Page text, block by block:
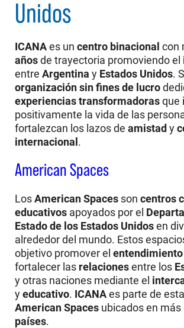
Unidos
ICANAes un centro binacional con
añosde trayectoria promoviendo el
entre Argentina y Estados Unidos.
organización sin fines de lucro
experiencias transformadorasque
positivamente la vida de las
fortalezcan los lazos de amistady
internacional.
American Spaces
LosAmerican Spaces son centros
educativos apoyados por el
Estado de los Estados Unidosen
alrededor del mundo. Estos
objetivo promover el
fortalecer las relacionesentre los
y otras naciones mediante el
yeducativo. ICANAes parte de esta
American Spaces ubicados en más
países.